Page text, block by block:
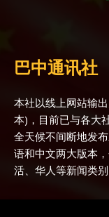
巴中通讯社
本社以线上网站输
本)，目前已与各大
全天候不间断地发
语和中文两大版本
活、华人等新闻类别